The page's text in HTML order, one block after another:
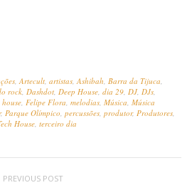
Artecult artistas Ashibah Barra da Tijuca
rock Dashdot Deep House dia 29 DJ DJs
Felipe Flora melodias Música Música
, Parque Olímpico percussões produtor, Produtores
House terceiro dia
PREVIOUS POST